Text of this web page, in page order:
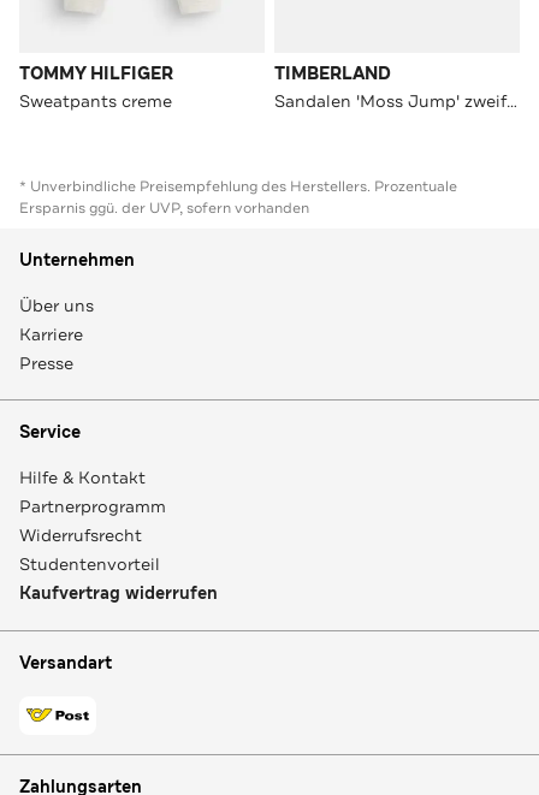
TOMMY HILFIGER
Sweatpants creme
TIMBERLAND
Sandalen 'Moss Jump' zweifarbig
* Unverbindliche Preisempfehlung des Herstellers. Prozentuale
Ersparnis ggü. der UVP, sofern vorhanden
Unternehmen
Über uns
Karriere
Presse
Service
Hilfe & Kontakt
Partnerprogramm
Widerrufsrecht
Studentenvorteil
Kaufvertrag widerrufen
Versandart
Zahlungsarten